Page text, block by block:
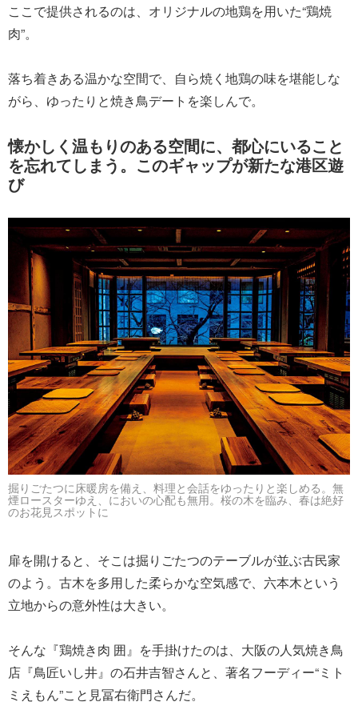
ここで提供されるのは、オリジナルの地鶏を用いた“鶏焼
肉”。
落ち着きある温かな空間で、自ら焼く地鶏の味を堪能しな
がら、ゆったりと焼き鳥デートを楽しんで。
懐かしく温もりのある空間に、都心にいること
を忘れてしまう。このギャップが新たな港区遊
び
掘りごたつに床暖房を備え、料理と会話をゆったりと楽しめる。無
煙ロースターゆえ、においの心配も無用。桜の木を臨み、春は絶好
のお花見スポットに
扉を開けると、そこは掘りごたつのテーブルが並ぶ古民家
のよう。古木を多用した柔らかな空気感で、六本木という
立地からの意外性は大きい。
そんな『鶏焼き肉 囲』を手掛けたのは、大阪の人気焼き鳥
店『鳥匠いし井』の石井吉智さんと、著名フーディー“ミト
ミえもん”こと見冨右衛門さんだ。